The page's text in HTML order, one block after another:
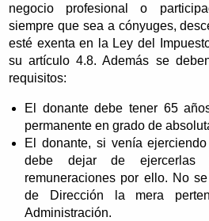
negocio profesional o
siempre que sea a cónyuges,
esté exenta en la Ley del
su artículo 4.8. Además se
requisitos:
El donante debe tener 65
permanente en grado de
El donante, si venía
debe dejar de
remuneraciones por ello. No
de Dirección la mera
Administración.